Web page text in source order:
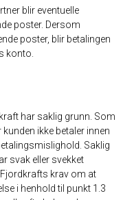
blir eventuelle
poster. Dersom
poster, blir betalingen
konto.
har saklig grunn. Som
ikke betaler innen
Saklig
svak eller svekket
krav om at
i henhold til punkt 1.3